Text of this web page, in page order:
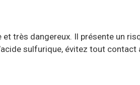
très dangereux. Il présente un
sulfurique, évitez tout contact